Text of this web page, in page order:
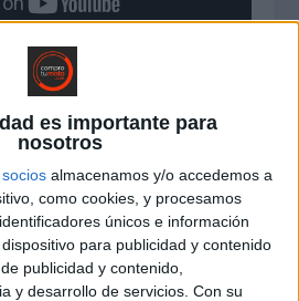
es importante para
nosotros
socios almacenamos y/o accedemos a
como cookies, y procesamos
únicos e información
para publicidad y contenido
publicidad y contenido,
y desarrollo de servicios. Con su
versión café racer de corte
Heritage de BMW.
la R nineT Scrambler,pero
menos sofisticados que
ofrecer un precio más
con unos frenos que
de anclaje radial o una horquilla
no regulable, en lugar de una